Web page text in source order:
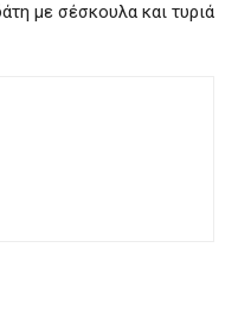
με σέσκουλα και τυριά